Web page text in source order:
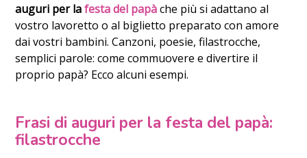
auguri per lafesta del papàche più si adattano al
vostro lavoretto o al biglietto preparato con amore
dai vostri bambini. Canzoni, poesie, filastrocche,
semplici parole: come commuovere e divertire il
proprio papà? Ecco alcuni esempi.
Frasi di auguri per la festa del papà:
filastrocche